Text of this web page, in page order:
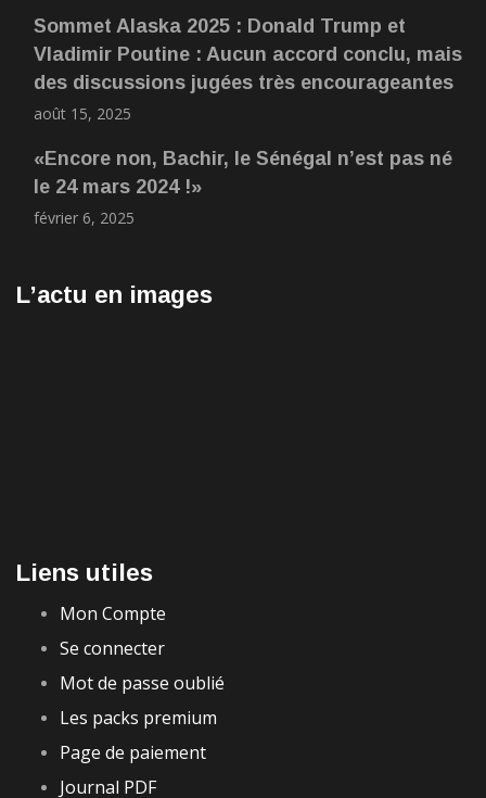
Sommet Alaska 2025 : Donald Trump et
Vladimir Poutine : Aucun accord conclu, mais
des discussions jugées très encourageantes
août 15, 2025
«Encore non, Bachir, le Sénégal n’est pas né
le 24 mars 2024 !»
février 6, 2025
L’actu en images
Liens utiles
Mon Compte
Se connecter
Mot de passe oublié
Les packs premium
Page de paiement
Journal PDF